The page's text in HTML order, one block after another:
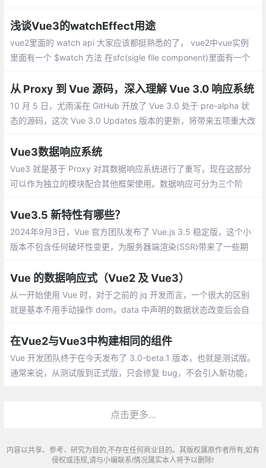
用。但是，在本例中，表单组件的两个版本都将只保留一个根节点
浅谈Vue3的watchEffect用途
vue2里面的 watch api 大家应该都挺熟悉的了， vue2中vue实例
里面有一个 $watch 方法 在sfc(sigle file component)里面有一个
的行为
从 Proxy 到 Vue 源码，深入理解 Vue 3.0 响应系统
10 月 5 日，尤雨溪在 GitHub 开放了 Vue 3.0 处于 pre-alpha 状
态的源码，这次 Vue 3.0 Updates 版本的更新，将带来五项重大改
Vue3数据响应系统
Vue3 就是基于 Proxy 对其数据响应系统进行了重写，现在这部分
可以作为独立的模块配合其他框架使用。数据响应可分为三个阶
Vue3.5 新特性有哪些？
2024年9月3日，Vue 官方团队发布了 Vue.js 3.5 稳定版，这个小
版本不包含任何破坏性变更，为服务器端渲染(SSR)带来了一些期
Vue 的数据响应式（Vue2 及 Vue3）
从一开始使用 Vue 时，对于之前的 jq 开发而言，一个很大的区别
就是基本不用手动操作 dom，data 中声明的数据状态改变后会自
态发生了变化及哪里有用到这个数据需要随之修改。
在Vue2与Vue3中构建相同的组件
Vue 开发团队终于在今天发布了 3.0-beta.1 版本，也就是测试版。
通常来说，从测试版到正式版，只会修复 bug，不会引入新功能，
点击更多...
内容以共享、参考、研究为目的,不存在任何商业目的。其版权属原作者所有,如有
侵权或违规,请与小编联系!情况属实本人将予以删除!